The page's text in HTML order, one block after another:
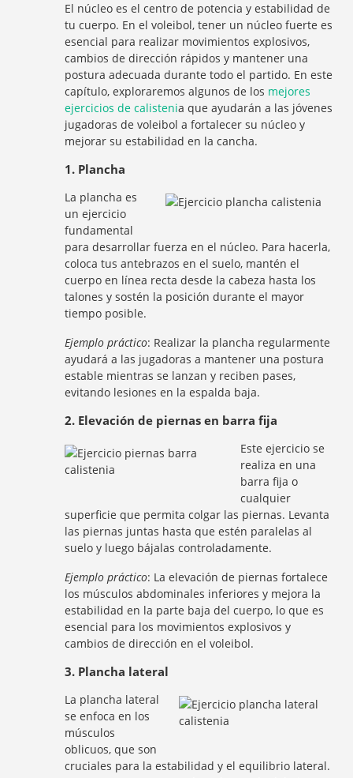
El núcleo es el centro de potencia y estabilidad de
tu cuerpo. En el voleibol, tener un núcleo fuerte es
esencial para realizar movimientos explosivos,
cambios de dirección rápidos y mantener una
postura adecuada durante todo el partido. En este
capítulo, exploraremos algunos de los mejores
ejercicios de calistenia que ayudarán a las jóvenes
jugadoras de voleibol a fortalecer su núcleo y
mejorar su estabilidad en la cancha.
1. Plancha
La plancha es
un ejercicio
fundamental
para desarrollar fuerza en el núcleo. Para hacerla,
coloca tus antebrazos en el suelo, mantén el
cuerpo en línea recta desde la cabeza hasta los
talones y sostén la posición durante el mayor
tiempo posible.
Ejemplo práctico: Realizar la plancha regularmente
ayudará a las jugadoras a mantener una postura
estable mientras se lanzan y reciben pases,
evitando lesiones en la espalda baja.
2. Elevación de piernas en barra fija
Este ejercicio se
realiza en una
barra fija o
cualquier
superficie que permita colgar las piernas. Levanta
las piernas juntas hasta que estén paralelas al
suelo y luego bájalas controladamente.
Ejemplo práctico: La elevación de piernas fortalece
los músculos abdominales inferiores y mejora la
estabilidad en la parte baja del cuerpo, lo que es
esencial para los movimientos explosivos y
cambios de dirección en el voleibol.
3. Plancha lateral
La plancha lateral
se enfoca en los
músculos
oblicuos, que son
cruciales para la estabilidad y el equilibrio lateral.